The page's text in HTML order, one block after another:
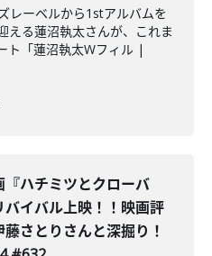
レーベルから1stアルバムを
える蓮沼執太さんが、これま
ト「蓮沼執太Wフィル |
『ハチミツとクローバ
バイバル上映！！映画評
さとりさんと深掘り！